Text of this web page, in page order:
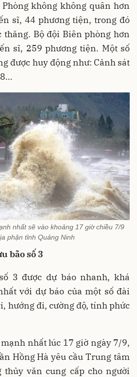
không không quân hơn
sĩ, 44 phương tiện, trong đó
thăng. Bộ đội Biên phòng hơn
sĩ, 259 phương tiện. Một số
được huy động như: Cảnh sát
nhất sẽ vào khoảng 17 giờ chiều 7/9
phận tỉnh Quảng Ninh
bão số 3
3 được dự báo nhanh, khá
với dự báo của một số đài
hướng đi, cường độ, tính phức
nhất lúc 17 giờ ngày 7/9,
Hồng Hà yêu cầu Trung tâm
thủy văn cung cấp cho người